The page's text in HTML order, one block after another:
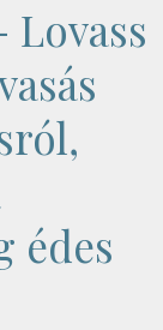
Lovass
édes